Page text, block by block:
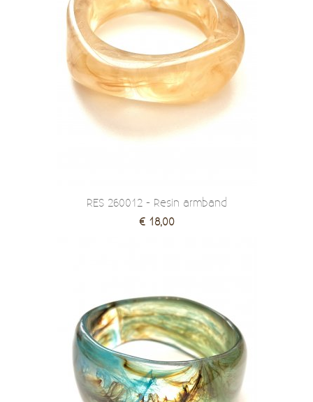
RES 260012 - Resin armband
€ 18,00